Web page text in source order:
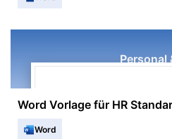
Personal
Word Vorlage für HR
Word